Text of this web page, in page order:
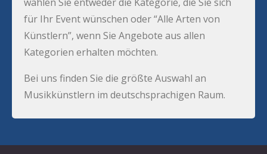
für Ihr Event wünschen oder “Alle Arten von
Künstlern”, wenn Sie Angebote aus allen
Kategorien erhalten möchten.
Bei uns finden Sie die größte Auswahl an
Musikkünstlern im deutschsprachigen Raum.